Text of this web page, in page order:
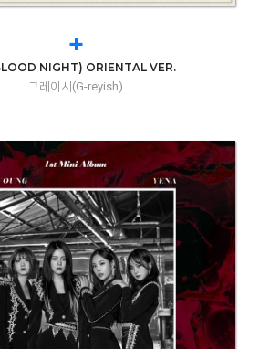
+
NIGHT) ORIENTAL VER.
그레이시(G-reyish)